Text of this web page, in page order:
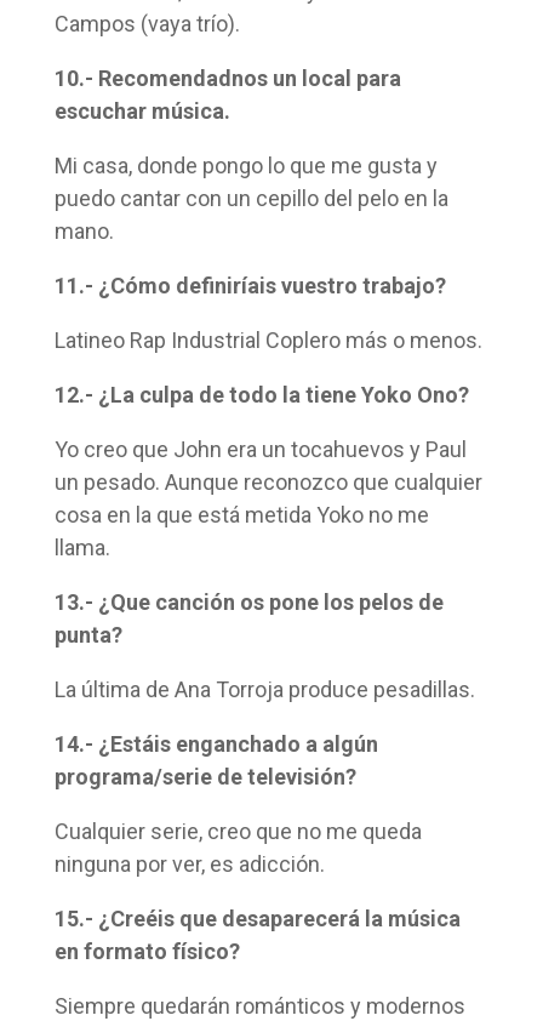
Campos (vaya trío).
10.- Recomendadnos un local para
escuchar música.
Mi casa, donde pongo lo que me gusta y
puedo cantar con un cepillo del pelo en la
mano.
11.- ¿Cómo definiríais vuestro trabajo?
Latineo Rap Industrial Coplero más o menos.
12.- ¿La culpa de todo la tiene Yoko Ono?
Yo creo que John era un tocahuevos y Paul
un pesado. Aunque reconozco que cualquier
cosa en la que está metida Yoko no me
llama.
13.- ¿Que canción os pone los pelos de
punta?
La última de Ana Torroja produce pesadillas.
14.- ¿Estáis enganchado a algún
programa/serie de televisión?
Cualquier serie, creo que no me queda
ninguna por ver, es adicción.
15.- ¿Creéis que desaparecerá la música
en formato físico?
Siempre quedarán románticos y modernos